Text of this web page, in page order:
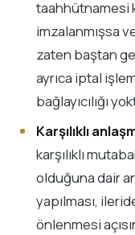
taahhütnamesi
imzalanmışsa
zaten baştan
ayrıca iptal
bağlayıcılığı
Karşılıklı
karşılıklı
olduğuna dair
yapılması,
önlenmesi